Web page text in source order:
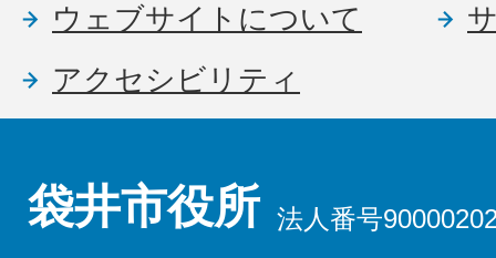
ウェブサイトについて
アクセシビリティ
袋井市役所 法人番号